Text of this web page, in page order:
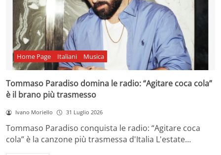
Home Page Italiani Musica
Tommaso Paradiso domina le radio: “Agitare coca cola”
è il brano più trasmesso
Ivano Moriello 31 Luglio 2026
Tommaso Paradiso conquista le radio: “Agitare coca
cola” è la canzone più trasmessa d'Italia L'estate…